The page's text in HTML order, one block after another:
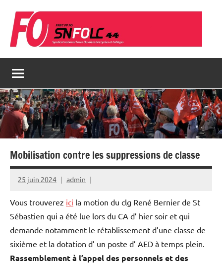
contenu
Mobilisation contre les suppressions de classe
25 juin 2024 admin
Vous trouverez ici la motion du clg René Bernier de St
Sébastien qui a été lue lors du CA d’ hier soir et qui
demande notamment le rétablissement d’une classe de
sixième et la dotation d’ un poste d’ AED à temps plein.
Rassemblement à l’appel des personnels et des